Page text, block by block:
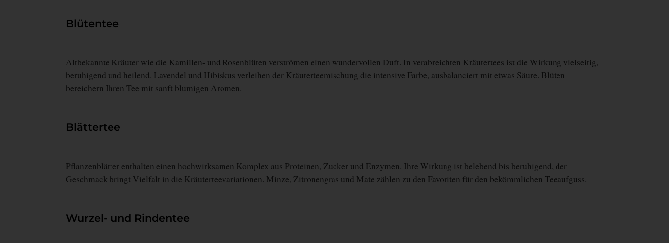
Blütentee
Altbekannte Kräuter wie die Kamillen- und Rosenblüten verströmen einen wundervollen Duft. In verabreichten Kräutertees ist die Wirkung vielseitig,
beruhigend und heilend. Lavendel und Hibiskus verleihen der Kräuterteemischung die intensive Farbe, ausbalanciert mit etwas Säure. Blüten
bereichern Ihren Tee mit sanft blumigen Aromen.
Blättertee
Pflanzenblätter enthalten einen hochwirksamen Komplex aus Proteinen, Zucker und Enzymen. Ihre Wirkung ist belebend bis beruhigend, der
Geschmack bringt Vielfalt in die Kräuterteevariationen. Minze, Zitronengras und Mate zählen zu den Favoriten für den bekömmlichen Teeaufguss.
Wurzel- und Rindentee